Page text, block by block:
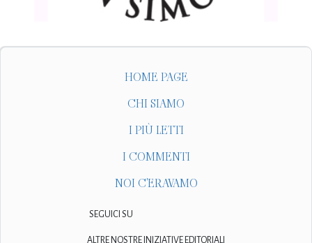
HOME PAGE
CHI SIAMO
I PIÙ LETTI
I COMMENTI
NOI C'ERAVAMO
SEGUICI SU
ALTRE NOSTRE INIZIATIVE EDITORIALI